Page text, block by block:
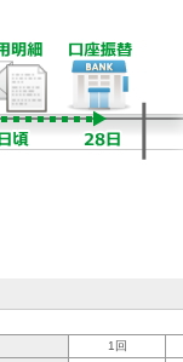
1回